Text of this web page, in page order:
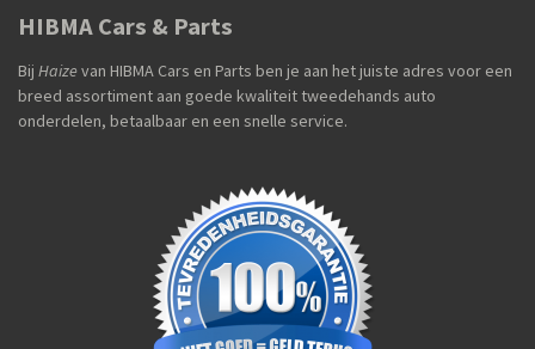
HIBMA Cars & Parts
Bij Haizevan HIBMA Cars en Parts ben je aan het juiste adres voor een
breed assortiment aan goede kwaliteit tweedehands auto
onderdelen, betaalbaar en een snelle service.